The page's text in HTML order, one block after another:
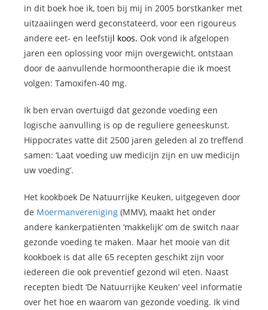
in dit boek hoe ik, toen bij mij in 2005 borstkanker met
uitzaaiingen werd geconstateerd, voor een rigoureus
andere eet- en leefstijl koos. Ook vond ik afgelopen
jaren een oplossing voor mijn overgewicht, ontstaan
door de aanvullende hormoontherapie die ik moest
volgen: Tamoxifen-40 mg.
Ik ben ervan overtuigd dat gezonde voeding een
logische aanvulling is op de reguliere geneeskunst.
Hippocrates vatte dit 2500 jaren geleden al zo treffend
samen: ‘Laat voeding uw medicijn zijn en uw medicijn
uw voeding’.
Het kookboek De Natuurrijke Keuken, uitgegeven door
de Moermanvereniging (MMV), maakt het onder
andere kankerpatiënten ‘makkelijk’ om de switch naar
gezonde voeding te maken. Maar het mooie van dit
kookboek is dat alle 65 recepten geschikt zijn voor
iedereen die ook preventief gezond wil eten. Naast
recepten biedt ‘De Natuurrijke Keuken’ veel informatie
over het hoe en waarom van gezonde voeding. Ik vind